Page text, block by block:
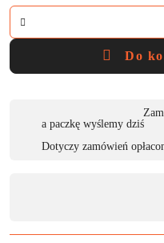
Do
płatność
a paczkę wyślemy dziś
Dotyczy zamówień